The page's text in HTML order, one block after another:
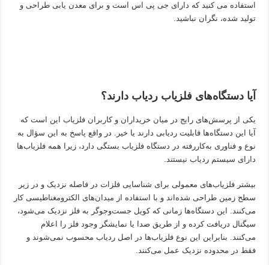
استفاده می کنید که دارای جی پی اس است و برای معدن یابی طراحی و
تولید شده، نگران نباشید.
آیا دستگاه‌های فلزیاب ردیاب دارند؟
یکی از پرسش‌های رایج در میان خریداران و کاربران فلزیاب این است که
آیا این دستگاه‌ها قابلیت ردیابی دارند یا خیر. در واقع پاسخ به این سؤال به
نوع و فناوری به‌کاررفته در دستگاه فلزیاب بستگی دارد، زیرا همه فلزیاب‌ها
دارای سیستم ردیاب نیستند.
بیشتر فلزیاب‌های معمولی برای شناسایی فلزات در فاصله نزدیک و در زیر
سطح زمین طراحی شده‌اند و با استفاده از میدان‌های الکترومغناطیسی کار
می‌کنند. این دستگاه‌ها زمانی که کویل جست‌وجوگر به فلز نزدیک می‌شود،
سیگنال دریافت کرده و از طریق صدا یا نمایشگر وجود فلز را اعلام
می‌کنند. بنابراین این نوع فلزیاب‌ها در اصل ردیاب محسوب نمی‌شوند و
فقط در محدوده نزدیک عمل می‌کنند.